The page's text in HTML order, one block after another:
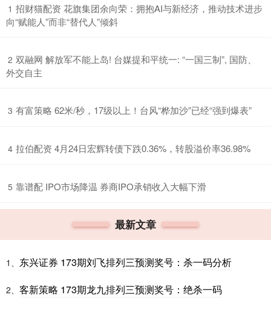
1 ​招财猫配资 花旗集团余向荣：拥抱AI与新经济，推动技术进步
向“赋能人”而非“替代人”倾斜
2 ​双融网 解放军不能上岛! 台媒提和平统一: “一国三制”, 国防、
外交自主
3 ​有富策略 62米/秒，17级以上！台风“桦加沙”已经“强到爆表”
4 ​拉伯配资 4月24日宏辉转债下跌0.36%，转股溢价率36.98%
5 ​靠谱配 IPO市场降温 券商IPO承销收入大幅下滑
最新文章
1、 东兴证券 173期刘飞排列三预测奖号：杀一码分析
2、 客新策略 173期龙九排列三预测奖号：绝杀一码